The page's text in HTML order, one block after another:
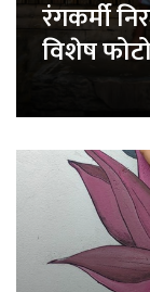
रंगकर्मी
विशेष